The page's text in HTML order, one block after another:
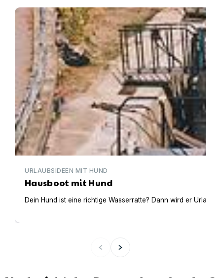
Hausboot mit Hund
URLAUBSIDEEN MIT HUND
Hausboot mit Hund
Dein Hund ist eine richtige Wasserratte? Dann wird er